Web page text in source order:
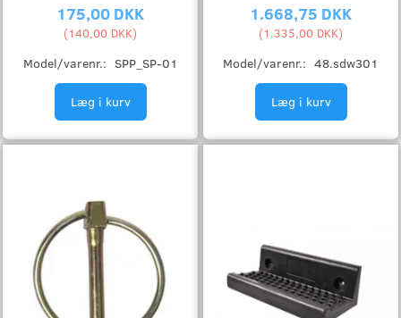
175,00 DKK
(140,00 DKK)
Model/varenr.: SPP_SP-01
Læg i kurv
1.668,75 DKK
(1.335,00 DKK)
Model/varenr.: 48.sdw301
Læg i kurv